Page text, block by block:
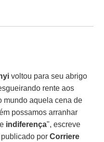
voltou para seu abrigo
rente aos
mundo aquela cena de
possamos arranhar
indiferença", escreve
publicado porCorriere